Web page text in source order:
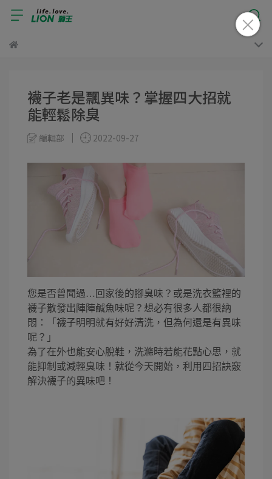
襪子老是飄異味？掌握四大招就
能輕鬆除臭
編輯部 2022-09-27
您是否曾聞過…回家後的腳臭味？或是洗衣籃裡的
襪子散發出陣陣鹹魚味呢？想必有很多人都很納
悶：「襪子明明就有好好清洗，但為何還是有異味
呢？」
為了在外也能安心脫鞋，洗滌時若能花點心思，就
能抑制或減輕臭味！就從今天開始，利用四招訣竅
解決襪子的異味吧！